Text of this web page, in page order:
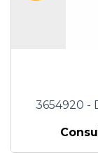
3654920 -